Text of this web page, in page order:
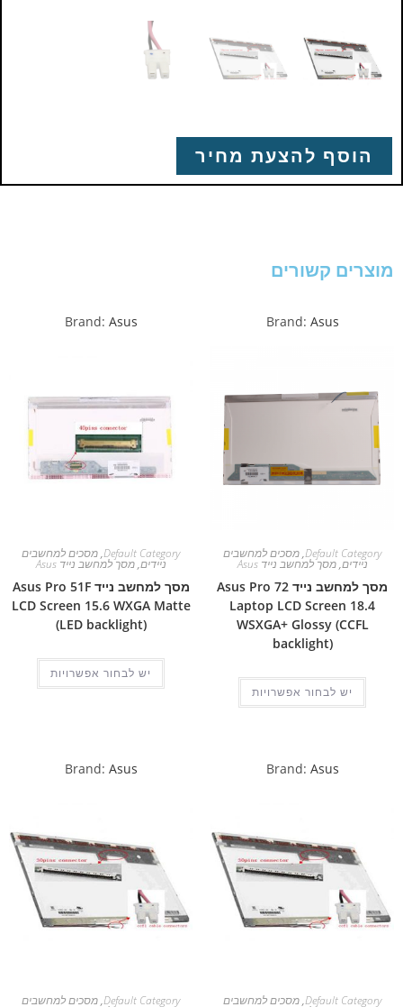
הוסף להצעת מחיר
מוצרים קשורים
Brand: Asus
Default Category
,מסכים למחשבים
ניידים,מסך למחשב נייד Asus
מסך למחשב נייד Asus Pro 72
Laptop LCD Screen 18.4
WSXGA+ Glossy (CCFL
backlight)
יש לבחור אפשרויות
Brand: Asus
Default Category
,מסכים למחשבים
ניידים,מסך למחשב נייד Asus
מסך למחשב נייד Asus Pro 51F
LCD Screen 15.6 WXGA Matte
(LED backlight)
יש לבחור אפשרויות
Brand: Asus
Default Category
,מסכים למחשבים
Brand: Asus
Default Category
,מסכים למחשבים